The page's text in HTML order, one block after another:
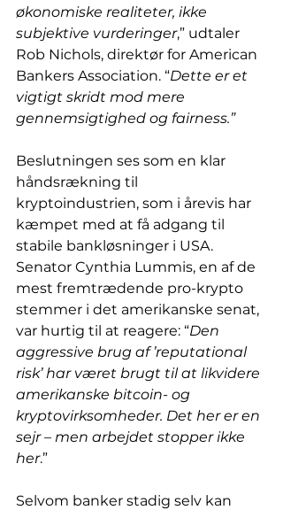
økonomiske realiteter, ikke
subjektive vurderinger,” udtaler
Rob Nichols, direktør for American
Bankers Association. “Dette er et
vigtigt skridt mod mere
gennemsigtighed og fairness.”
Beslutningen ses som en klar
håndsrækning til
kryptoindustrien, som i årevis har
kæmpet med at få adgang til
stabile bankløsninger i USA.
Senator Cynthia Lummis, en af de
mest fremtrædende pro-krypto
stemmer i det amerikanske senat,
var hurtig til at reagere: “Den
aggressive brug af ’reputational
risk’ har været brugt til at likvidere
amerikanske bitcoin- og
kryptovirksomheder. Det her er en
sejr – men arbejdet stopper ikke
her.”
Selvom banker stadig selv kan